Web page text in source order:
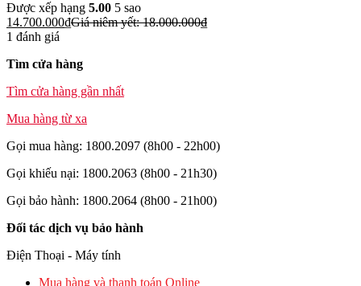
Được xếp hạng 5.00 5 sao
14.700.000₫Giá niêm yết:18.000.000₫
1 đánh giá
Tìm cửa hàng
Tìm cửa hàng gần nhất
Mua hàng từ xa
Gọi mua hàng: 1800.2097 (8h00 - 22h00)
Gọi khiếu nại: 1800.2063 (8h00 - 21h30)
Gọi bảo hành: 1800.2064 (8h00 - 21h00)
Đối tác dịch vụ bảo hành
Điện Thoại - Máy tính
Mua hàng và thanh toán Online